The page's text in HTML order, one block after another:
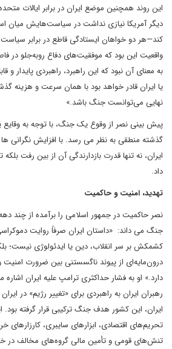
این روند همچنین موضع ایران در برابر ایالات
دیگر آمریکا نیازی نداشت در سیاست‌هایش میان
کند—هر دو خواهان ایستادگی قاطع در برابر سیاست
به معنای آن نبود که این راهبرد، راهبردی پایدار و
یا ایران قادر خواهد بود با همان سرعت و هزینه
نهایی می‌توانست جنگ باشد.»
پیش بینی نصر از وقوع یک جنگ، با توجه به
گذشته منطقی به نظر می رسد. با افزایش نگرانی
ایران، نه تنها قدرت بازدارندگی آن از بین رفت بلکه
داد.
تهدید، ‌امنیت و حاکمیت
نصر حاکمیت در جمهور اسلامی را برآمده از چند
جنگ می داند: «داستان ایران صرفاً روایت دموکراسی
کشمکش بر سر انقلاب، دین یا ایدئولوژی نیست؛
درون‌مایه‌ای از پیوند ناگسستنی بین ضرورت
دارد.» او به فشار حداکثری ترامپ علیه ایران
رهبران ایران به راهبردی برای «تغییر رژیم» در
ایران، ‌این کشور هدف جنگ ترکیبی قرار گرفته بود.
تحریم‌های اقتصادی، ابزارهای سایبری، کارزارهای
تنش‌های قومی و تأمین مالی گروه‌های مخالف در